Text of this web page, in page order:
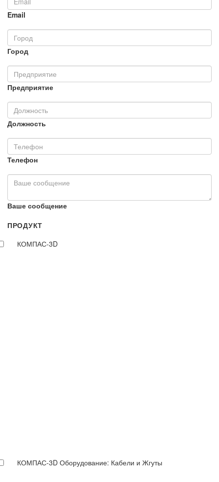
Email
Город
Предприятие
Должность
Телефон
Ваше сообщение
ПРОДУКТ
КОМПАС-3D
КОМПАС-3D Оборудование: Кабели и Жгуты